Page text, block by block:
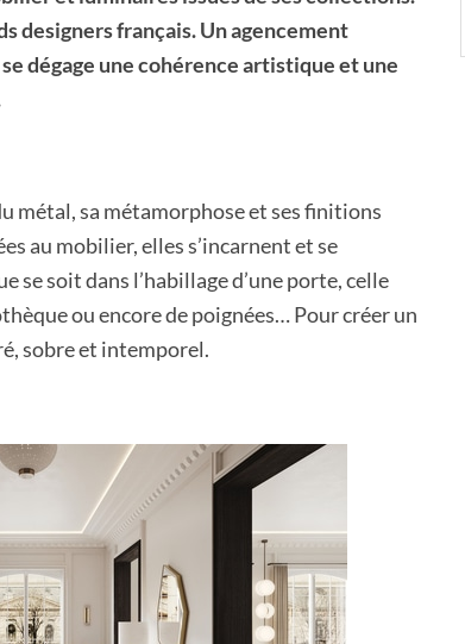
designers français. Un agencement
dégage une cohérence artistique et une
métal, sa métamorphose et ses finitions
au mobilier, elles s’incarnent et se
se soit dans l’habillage d’une porte, celle
ou encore de poignées… Pour créer un
sobre et intemporel.